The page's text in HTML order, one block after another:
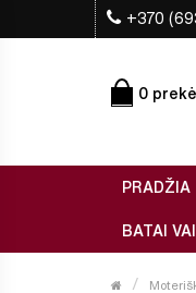
+370
0
PRADŽIA
BATAI